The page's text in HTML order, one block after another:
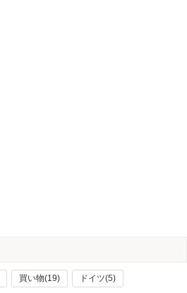
買い物(19) ドイツ(5)